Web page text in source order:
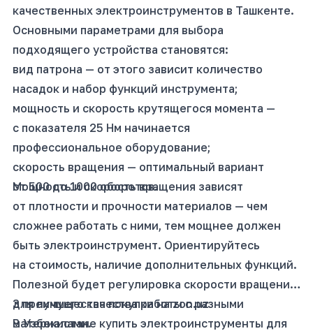
качественных электроинструментов в Ташкенте.
Основными параметрами для выбора
подходящего устройства становятся:
вид патрона — от этого зависит количество
насадок и набор функций инструмента;
мощность и скорость крутящегося момента —
с показателя 25 Нм начинается
профессиональное оборудование;
скорость вращения — оптимальный вариант
от 500 до 1000 оборотов.
Мощность и скорость вращения зависят
от плотности и прочности материалов — чем
сложнее работать с ними, тем мощнее должен
быть электроинструмент. Ориентируйтесь
на стоимость, наличие дополнительных функций.
Полезной будет регулировка скорости вращения
для лучшего качества работы с разными
материалами.
3 преимущества покупки на zon.uz
В Узбекистане купить электроинструменты для